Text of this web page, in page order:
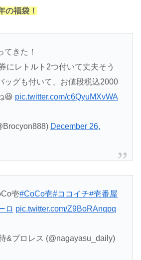
の福袋！
てきた！
にレトルト2つ付いて丈夫そう
ッグも付いて、お値段税込2000
😆 pic.twitter.com/c6QyuMXvWA
December 26,
壱#CoCo壱#ココイチ#壱番屋
ロ pic.twitter.com/Z9BoRAnqpq
プロレス (@nagayasu_daily)